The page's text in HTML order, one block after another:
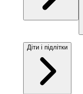
Діти і підлітки